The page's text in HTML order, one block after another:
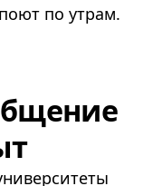
по утрам.